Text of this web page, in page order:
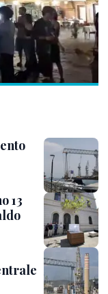
13